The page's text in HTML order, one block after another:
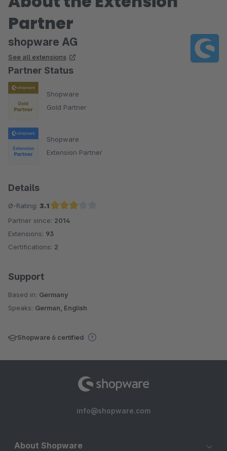
Partner
shopware AG
See all extensions
Partner Status
Shopware
Gold Partner
Shopware
Extension Partner
Details
Ø-Rating: 3.1
Average rating of 3.1 out of 5 stars
Partner since: 2014
Extensions: 93
Certifications: 2
Support
Based in: Germany
Speaks: German, English
Shopware 6 certified
info@shopware.com
About Shopware